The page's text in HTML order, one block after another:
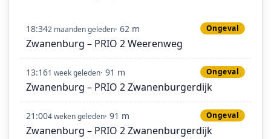
18:342 maanden geleden· 62 m Ongeval
Zwanenburg – PRIO 2 Weerenweg
13:161 week geleden· 91 m Ongeval
Zwanenburg – PRIO 2 Zwanenburgerdijk
21:004 weken geleden· 91 m Ongeval
Zwanenburg – PRIO 2 Zwanenburgerdijk